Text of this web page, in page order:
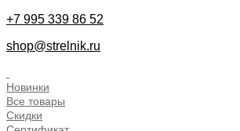
+7 995 339 86 52
shop@strelnik.ru
Новинки
Все товары
Скидки